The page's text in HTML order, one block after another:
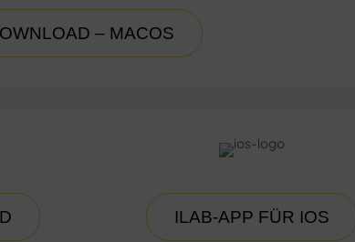
– MACOS
ILAB-APP FÜR IOS